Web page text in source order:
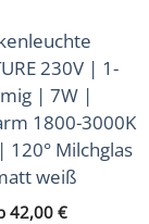
230V | 1-
| 7W |
1800-3000K
120° Milchglas
weiß
42,00 €